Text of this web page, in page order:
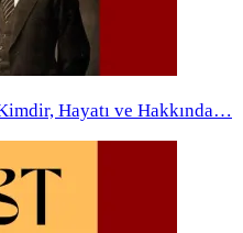
Hayatı ve Hakkında…